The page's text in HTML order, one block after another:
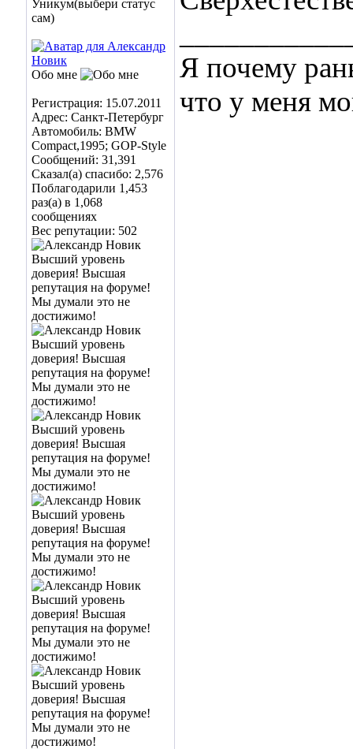
Уникум(выбери статус
сам)
Обо мне
Регистрация: 15.07.2011
Адрес: Санкт-Петербург
Автомобиль: BMW
Compact,1995; GOP-Style
Сообщений: 31,391
Сказал(а) спасибо: 2,576
Поблагодарили 1,453
раз(а) в 1,068
сообщениях
Вес репутации: 502
Я почему
что у меня